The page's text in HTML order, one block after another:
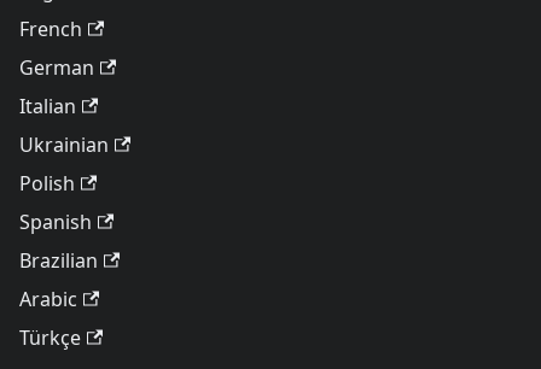
French
German
Italian
Ukrainian
Polish
Spanish
Brazilian
Arabic
Türkçe